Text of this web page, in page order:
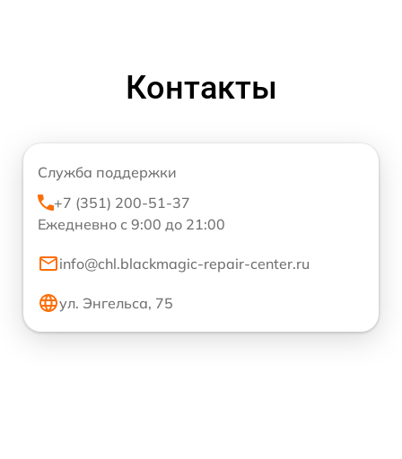
Контакты
Служба поддержки
+7 (351) 200-51-37
Ежедневно с 9:00 до 21:00
info@chl.blackmagic-repair-center.ru
ул. Энгельса, 75